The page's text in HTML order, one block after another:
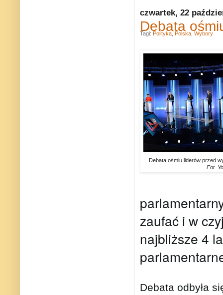
czwartek, 22
Debata
Debata ośmiu liderów przed
Fot.
zaufać i w
najbliższe 4
Debata odbyła
Tagi: Polityka Polska Wybory